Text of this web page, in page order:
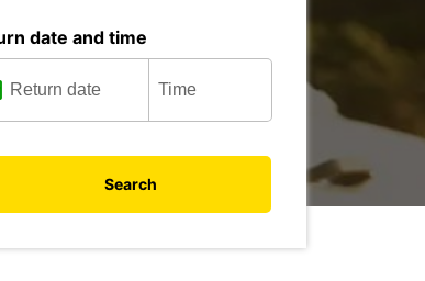
date and time
Search